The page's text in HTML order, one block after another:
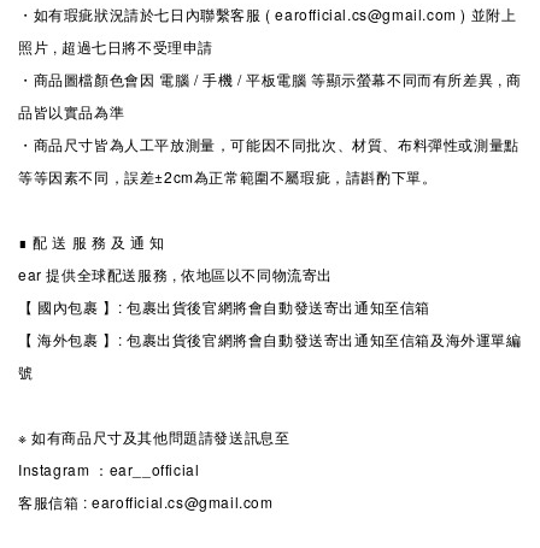
・如有瑕疵狀況請於七日內聯繫客服 ( earofficial.cs@gmail.com ) 並附上
照片 , 超過七日將不受理申請
・商品圖檔顏色會因 電腦 / 手機 / 平板電腦 等顯示螢幕不同而有所差異 , 商
品皆以實品為準
・商品尺寸皆為人工平放測量，可能因不同批次、材質、布料彈性或測量點
等等因素不同，誤差±2cm為正常範圍不屬瑕疵，請斟酌下單。
∎ 配 送 服 務 及 通 知
ear 提供全球配送服務 , 依地區以不同物流寄出
【 國內包裹 】: 包裹出貨後官網將會自動發送寄出通知至信箱
【 海外包裹 】: 包裹出貨後官網將會自動發送寄出通知至信箱及海外運單編
號
※ 如有商品尺寸及其他問題請發送訊息至
Instagram ：ear__official
客服信箱 : earofficial.cs@gmail.com